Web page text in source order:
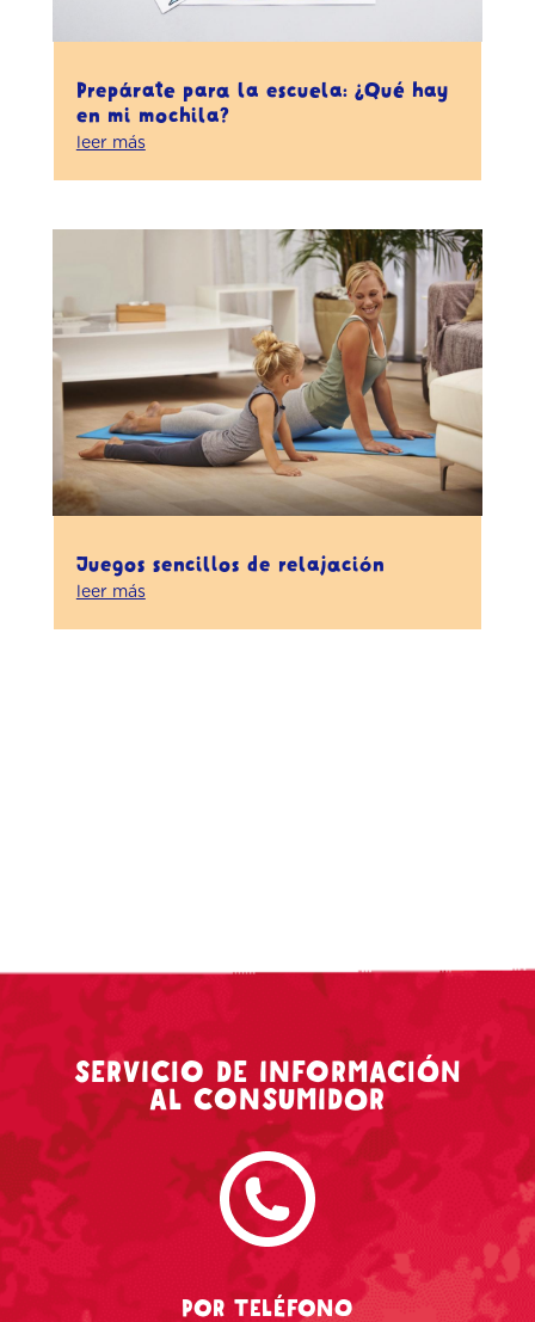
Prepárate para la escuela: ¿Qué hay
en mi mochila?
leer más
Juegos sencillos de relajación
leer más
SERVICIO DE INFORMACIÓN
AL CONSUMIDOR
POR TELÉFONO